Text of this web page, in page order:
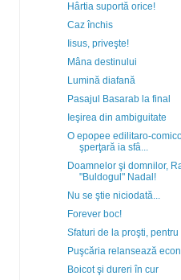
Hârtia suportă orice!
Caz închis
Iisus, priveşte!
Mâna destinului
Lumină diafană
Pasajul Basarab la final
Ieşirea din ambiguitate
O epopee edilitaro-
şperţară ia sfâ...
Doamnelor şi domnilor,
"Buldogul" Nadal!
Nu se ştie niciodată...
Forever boc!
Sfaturi de la proşti, pentru
Puşcăria relansează
Boicot şi dureri în cur